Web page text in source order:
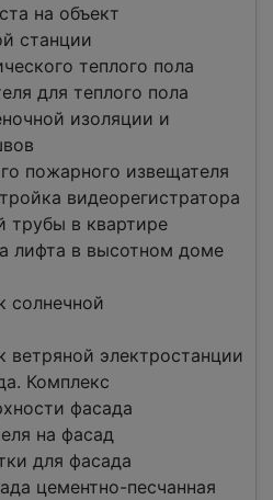
на объект
станции
теплого пола
для теплого пола
изоляции и
пожарного извещателя
видеорегистратора
трубы в квартире
лифта в высотном доме
солнечной
ветряной электростанции
Комплекс
фасада
на фасад
для фасада
цементно-песчанная